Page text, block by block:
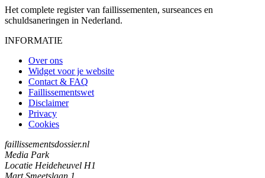
Het complete register van faillissementen, surseances en
schuldsaneringen in Nederland.
INFORMATIE
Over ons
Widget voor je website
Contact & FAQ
Faillissementswet
Disclaimer
Privacy
Cookies
faillissementsdossier.nl
Media Park
Locatie Heideheuvel H1
Mart Smeetslaan 1